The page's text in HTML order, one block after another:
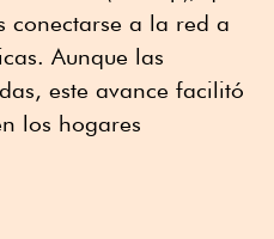
conectarse a la red a
Aunque las
este avance facilitó
los hogares